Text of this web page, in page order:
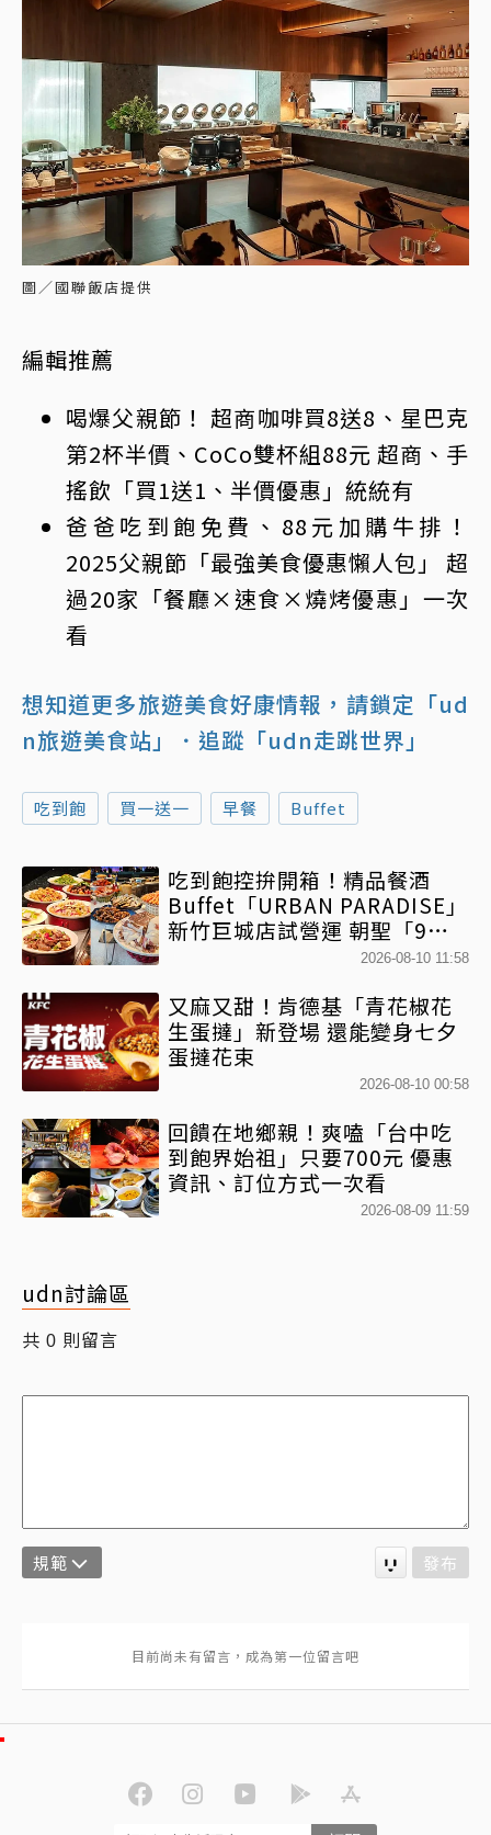
圖／國聯飯店提供
編輯推薦
喝爆父親節！ 超商咖啡買8送8、星巴克
第2杯半價、CoCo雙杯組88元 超商、手
搖飲「買1送1、半價優惠」統統有
爸爸吃到飽免費、88元加購牛排！
2025父親節「最強美食優惠懶人包」 超
過20家「餐廳×速食×燒烤優惠」一次
看
想知道更多旅遊美食好康情報，請鎖定「ud
n旅遊美食站」
．追蹤「udn走跳世界」
吃到飽 買一送一 早餐 Buffet
吃到飽控拚開箱！精品餐酒
Buffet「URBAN PARADISE」
新竹巨城店試營運 朝聖「9大
2026-08-10 11:58
又麻又甜！肯德基「青花椒花
生蛋撻」新登場 還能變身七夕
蛋撻花束
2026-08-10 00:58
回饋在地鄉親！爽嗑「台中吃
到飽界始祖」只要700元 優惠
資訊、訂位方式一次看
2026-08-09 11:59
udn討論區
共 0 則留言
規範 發布